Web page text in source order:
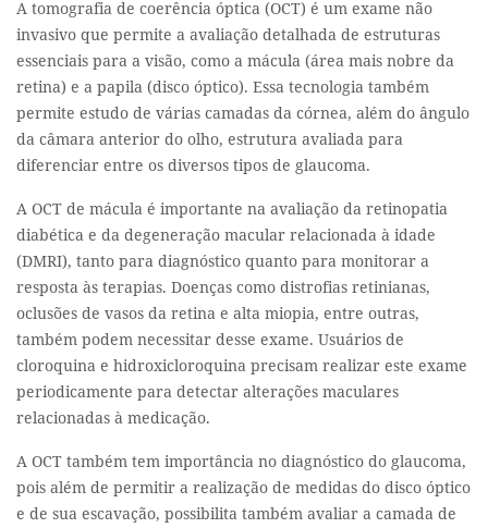
A tomografia de coerência óptica (OCT) é um exame não
invasivo que permite a avaliação detalhada de estruturas
essenciais para a visão, como a mácula (área mais nobre da
retina) e a papila (disco óptico). Essa tecnologia também
permite estudo de várias camadas da córnea, além do ângulo
da câmara anterior do olho, estrutura avaliada para
diferenciar entre os diversos tipos de glaucoma.
A OCT de mácula é importante na avaliação da retinopatia
diabética e da degeneração macular relacionada à idade
(DMRI), tanto para diagnóstico quanto para monitorar a
resposta às terapias. Doenças como distrofias retinianas,
oclusões de vasos da retina e alta miopia, entre outras,
também podem necessitar desse exame. Usuários de
cloroquina e hidroxicloroquina precisam realizar este exame
periodicamente para detectar alterações maculares
relacionadas à medicação.
A OCT também tem importância no diagnóstico do glaucoma,
pois além de permitir a realização de medidas do disco óptico
e de sua escavação, possibilita também avaliar a camada de